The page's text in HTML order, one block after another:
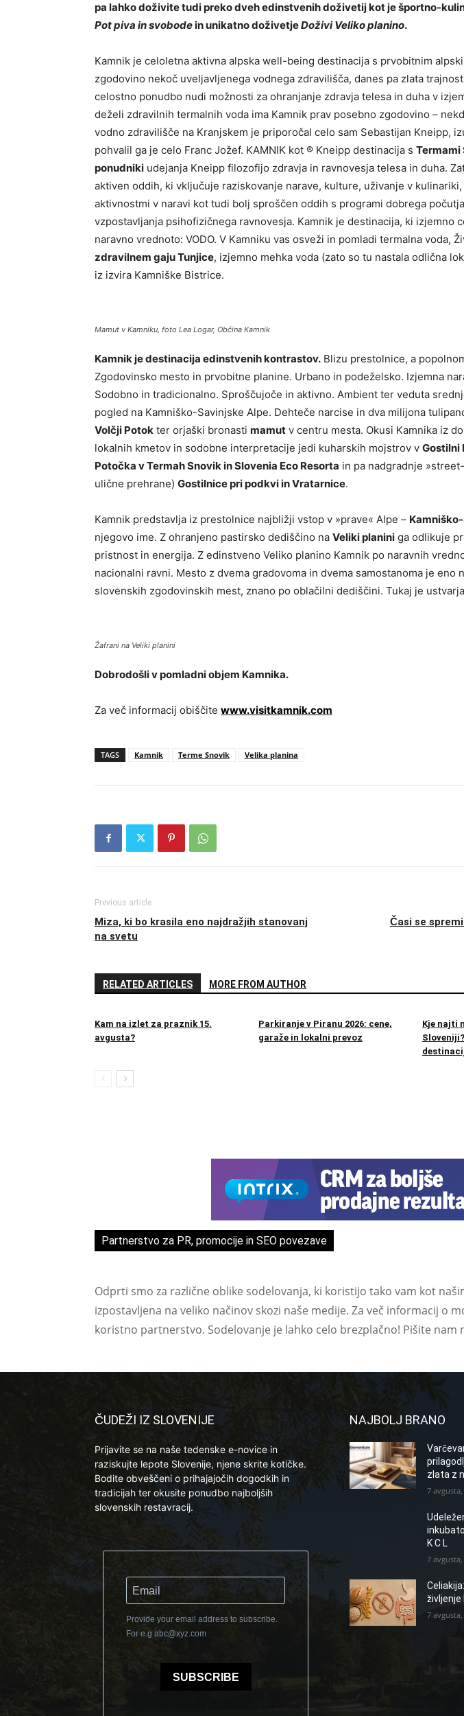
pa lahko doživite tudi preko dveh edinstvenih doživetij kot je športno-
Pot piva in svobodein unikatno doživetjeDoživi Veliko planino.
Kamnik je celoletna aktivna alpska well-being destinacija s prvobitnim
zgodovino nekoč uveljavljenega vodnega zdravilišča, danes pa zlata
celostno ponudbo nudi možnosti za ohranjanje zdravja telesa in duha v
deželi zdravilnih termalnih voda ima Kamnik prav posebno zgodovino –
vodno zdravilišče na Kranjskem je priporočal celo sam Sebastijan Kneipp,
pohvalil ga je celo Franc Jožef. KAMNIK kot ® Kneipp destinacija s Termami
ponudniki udejanja Kneipp filozofijo zdravja in ravnovesja telesa in duha.
aktiven oddih, ki vključuje raziskovanje narave, kulture, uživanje v
aktivnostmi v naravi kot tudi bolj sproščen oddih s programi dobrega
vzpostavljanja psihofizičnega ravnovesja. Kamnik je destinacija, ki izjemno
naravno vrednoto: VODO. V Kamniku vas osveži in pomladi termalna voda,
zdravilnem gaju Tunjice, izjemno mehka voda (zato so tu nastala odlična
iz izvira Kamniške Bistrice.
Mamut v Kamniku, foto Lea Logar, Občina Kamnik
Kamnik je destinacija edinstvenih kontrastov. Blizu prestolnice, a
Zgodovinsko mesto in prvobitne planine. Urbano in podeželsko. Izjemna
Sodobno in tradicionalno. Sproščujoče in aktivno. Ambient ter veduta
pogled na Kamniško-Savinjske Alpe. Dehteče narcise in dva milijona
Volčji Potok ter orjaški bronasti mamut v centru mesta. Okusi Kamnika iz
lokalnih kmetov in sodobne interpretacije jedi kuharskih mojstrov v Gostilni
Potočka v Termah Snovik in Slovenia Eco Resorta in pa nadgradnje
ulične prehrane) Gostilnice pri podkvi in Vratarnice.
Kamnik predstavlja iz prestolnice najbližji vstop v »prave« Alpe –
njegovo ime. Z ohranjeno pastirsko dediščino na Veliki planini ga odlikuje
pristnost in energija. Z edinstveno Veliko planino Kamnik po naravnih
nacionalni ravni. Mesto z dvema gradovoma in dvema samostanoma je eno
slovenskih zgodovinskih mest, znano po oblačilni dediščini. Tukaj je
Žafrani na Veliki planini
Dobrodošli v pomladni objem Kamnika.
Za več informacij obiščite www.visitkamnik.com
TAGS Kamnik Terme Snovik Velika planina
Previous article
Miza, ki bo krasila eno najdražjih stanovanj
na svetu
Časi se
RELATED ARTICLES MORE FROM AUTHOR
Kam na izlet za praznik 15.
avgusta?
Parkiranje v Piranu 2026: cene,
garaže in lokalni prevoz
Kje najti
Partnerstvo za PR, promocije in SEO povezave
Odprti smo za različne oblike sodelovanja, ki koristijo tako vam kot
izpostavljena na veliko načinov skozi naše medije. Za več informacij
koristno partnerstvo. Sodelovanje je lahko celo brezplačno! Pišite nam
ČUDEŽI IZ SLOVENIJE
Prijavite se na naše tedenske e-novice in
raziskujte lepote Slovenije, njene skrite kotičke.
Bodite obveščeni o prihajajočih dogodkih in
tradicijah ter okusite ponudbo najboljših
slovenskih restavracij.
Provide your email address to subscribe.
For e.g abc@xyz.com
SUBSCRIBE
NAJBOLJ BRANO
zlata z
7 avgusta,
K C L
7 avgusta,
7 avgusta,